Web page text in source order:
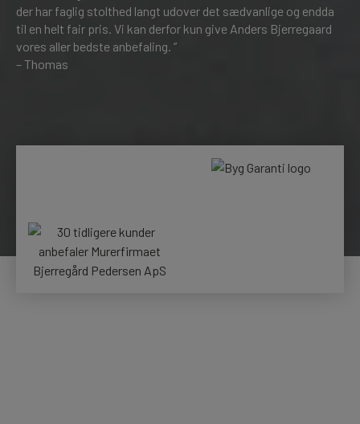
der har faglig stolthed langt udover det sædvanlige og endda
til en helt fair pris. Vi kan derfor kun give Anders Bjerregaard
vores aller bedste anbefaling. ”
– Thomas